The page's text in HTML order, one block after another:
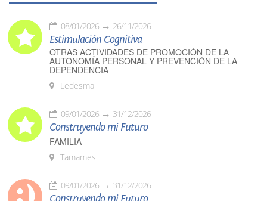
08/01/2026 26/11/2026
Estimulación Cognitiva
OTRAS ACTIVIDADES DE PROMOCIÓN DE LA
AUTONOMÍA PERSONAL Y PREVENCIÓN DE LA
DEPENDENCIA
Ledesma
09/01/2026 31/12/2026
Construyendo mi Futuro
FAMILIA
Tamames
09/01/2026 31/12/2026